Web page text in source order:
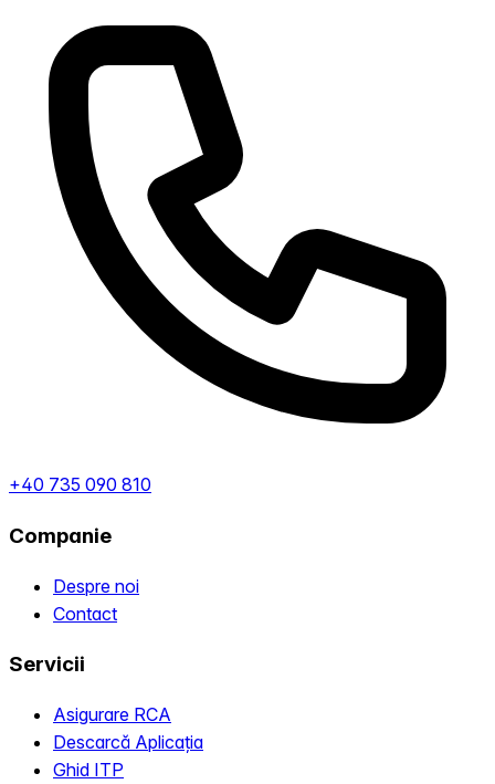
+40 735 090 810
Companie
Despre noi
Contact
Servicii
Asigurare RCA
Descarcă Aplicația
Ghid ITP